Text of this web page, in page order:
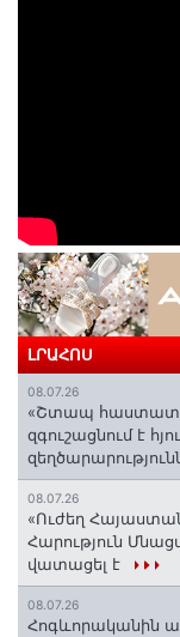
ԼՐԱՀՈՍ
08.07.26
«Շտապ հաստատեք
զգուշացնում է
08.07.26
«Ուժեղ
Հարություն
վատացել է
08.07.26
Հոգևորականին